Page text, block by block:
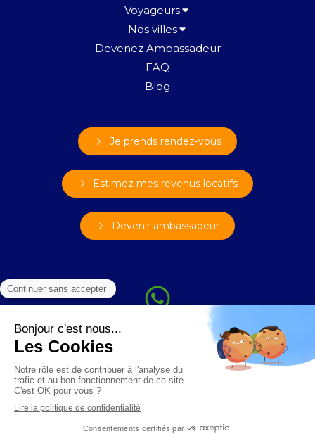
Voyageurs
Nos villes
Devenez Ambassadeur
FAQ
Blog
Je prends rendez-vous
Estimez mes revenus locatifs
Devenir ambassadeur
Mentions légales
Conditions Générales d'Utilisation
Politique de confidentialité